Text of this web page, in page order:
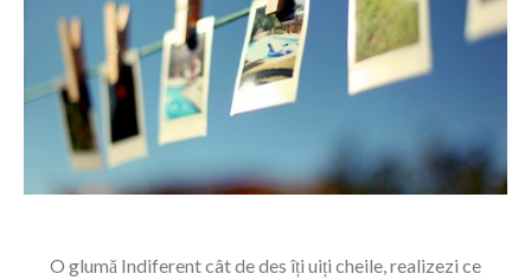
O glumă Indiferent cât de des îți uiți cheile, realizezi ce